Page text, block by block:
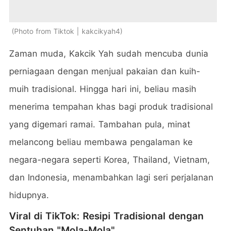
Photo from Tiktok | kakcikyah4
Zaman muda, Kakcik Yah sudah mencuba dunia
perniagaan dengan menjual pakaian dan kuih-
muih tradisional. Hingga hari ini, beliau masih
menerima tempahan khas bagi produk tradisional
yang digemari ramai. Tambahan pula, minat
melancong beliau membawa pengalaman ke
negara-negara seperti Korea, Thailand, Vietnam,
dan Indonesia, menambahkan lagi seri perjalanan
hidupnya.
Viral di TikTok: Resipi Tradisional dengan